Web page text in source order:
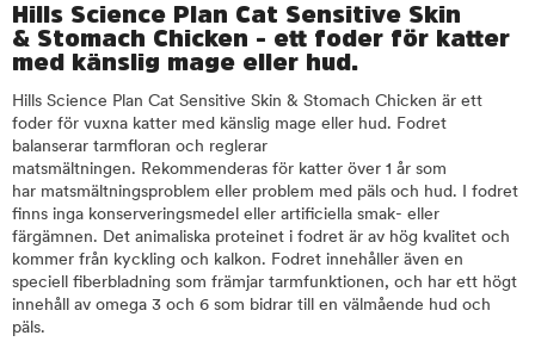
Hills Science Plan Cat Sensitive Skin
& Stomach Chicken - ett foder för katter
med känslig mage eller hud.
Hills Science Plan Cat Sensitive Skin & Stomach Chicken är ett
foder för vuxna katter med känslig mage eller hud. Fodret
balanserar tarmfloran och reglerar
matsmältningen. Rekommenderas för katter över 1 år som
har matsmältningsproblem eller problem med päls och hud. I fodret
finns inga konserveringsmedel eller artificiella smak- eller
färgämnen. Det animaliska proteinet i fodret är av hög kvalitet och
kommer från kyckling och kalkon. Fodret innehåller även en
speciell fiberbladning som främjar tarmfunktionen, och har ett högt
innehåll av omega 3 och 6 som bidrar till en välmående hud och
päls.